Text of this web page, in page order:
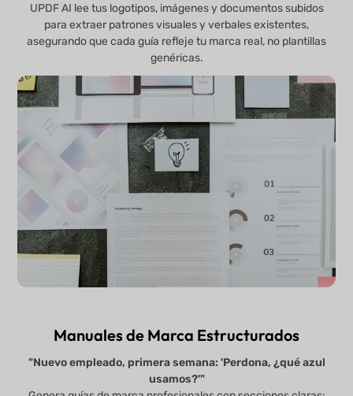
UPDF AI lee tus logotipos, imágenes y documentos subidos
para extraer patrones visuales y verbales existentes,
asegurando que cada guía refleje tu marca real, no plantillas
genéricas.
Manuales de Marca Estructurados
"Nuevo empleado, primera semana: 'Perdona, ¿qué azul
usamos?'"